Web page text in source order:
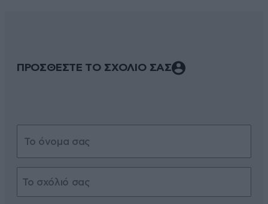
ΠΡΟΣΘΕΣΤΕ ΤΟ ΣΧΟΛΙΟ ΣΑΣ